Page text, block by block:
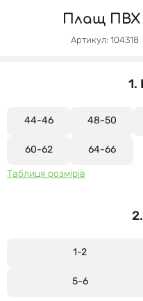
Плащ
Артикул: 104318
1.
44-46 48-50
60-62 64-66
Таблиця розмірів
1-2
5-6